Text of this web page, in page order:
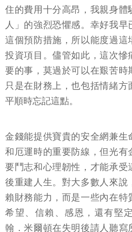
住的費用十分高昂，我親身體
人」的強烈恐懼感。幸好我早
這個預防措施，所以能度過這
投資項目。儘管如此，這次慘
要的事，莫過於可以在艱苦時
只是在財務上，也包括情緒方
平順時忘記這點。
金錢能提供寶貴的安全網兼生
和厄運時的重要防線，但光有
要鬥志和心理韌性，才能承受
後重建人生。對大多數人來說
賴財務能力，而是一些內在特
希望、信賴、感恩，還有堅
翰．米爾頓在失明後請人聽寫